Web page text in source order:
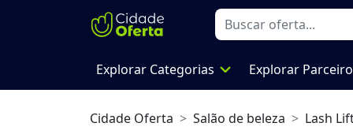
Explorar Categorias expand_more Explorar
Cidade Oferta Salão de beleza Lash